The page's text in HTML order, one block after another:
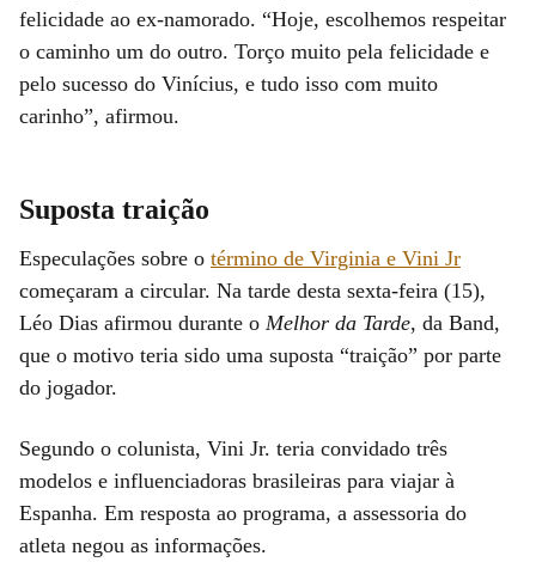
felicidade ao ex-namorado. “Hoje, escolhemos respeitar
o caminho um do outro. Torço muito pela felicidade e
pelo sucesso do Vinícius, e tudo isso com muito
carinho”, afirmou.
Suposta traição
Especulações sobre o término de Virginia e Vini Jr
começaram a circular. Na tarde desta sexta-feira (15),
Léo Dias afirmou durante o Melhor da Tarde, da Band,
que o motivo teria sido uma suposta “traição” por parte
do jogador.
Segundo o colunista, Vini Jr. teria convidado três
modelos e influenciadoras brasileiras para viajar à
Espanha. Em resposta ao programa, a assessoria do
atleta negou as informações.